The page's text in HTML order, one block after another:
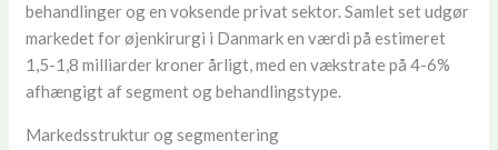
behandlinger og en voksende privat sektor. Samlet set udgør
markedet for øjenkirurgi i Danmark en værdi på estimeret
1,5-1,8 milliarder kroner årligt, med en vækstrate på 4-6%
afhængigt af segment og behandlingstype.
Markedsstruktur og segmentering